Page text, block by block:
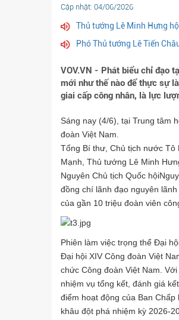
Cập nhật: 04/06/2026
Thủ tướng Lê Minh Hưng
Phó Thủ tướng Lê Tiến
VOV.VN - Phát biểu chỉ đạo
mới như thế nào để thực sự
giai cấp công nhân, là lực
Sáng nay (4/6), tại Trung tâm
đoàn Việt Nam.
Tổng Bí thư, Chủ tịch nước
Mạnh, Thủ tướng Lê Minh
Nguyên Chủ tịch Quốc
đồng chí lãnh đạo nguyên
của gần 10 triệu đoàn viên
Phiên làm việc trọng thể Đại
Đại hội XIV Công đoàn Việt
chức Công đoàn Việt Nam.
nhiệm vụ tổng kết, đánh giá
điểm hoạt động của Ban
khâu đột phá nhiệm kỳ 2026-